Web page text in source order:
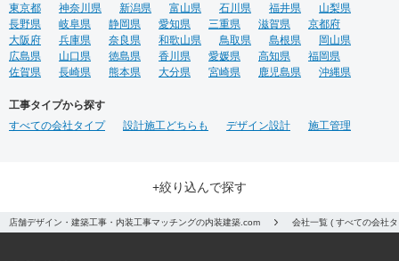
東京都
神奈川県 新潟県 富山県 石川県 福井県
山梨県
長野県
岐阜県 静岡県 愛知県 三重県 滋賀県
京都府
大阪府
兵庫県 奈良県 和歌山県 鳥取県 島根県
岡山県
広島県
山口県 徳島県 香川県 愛媛県 高知県
福岡県
佐賀県
長崎県 熊本県 大分県 宮崎県 鹿児島県 沖縄県
工事タイプから探す
すべての会社タイプ
設計施工どちらも デザイン設計 施工管理
+絞り込んで探す
店舗デザイン・建築工事・内装工事マッチングの内装建築.com 会社一覧 ( すべての会社